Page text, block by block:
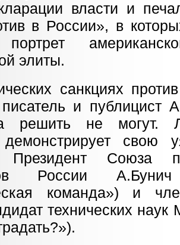
власти и
в России», в
портрет
элиты.
санкциях
писатель и
решить не могут.
демонстрирует свою
Президент Союза
России
команда») и
технических